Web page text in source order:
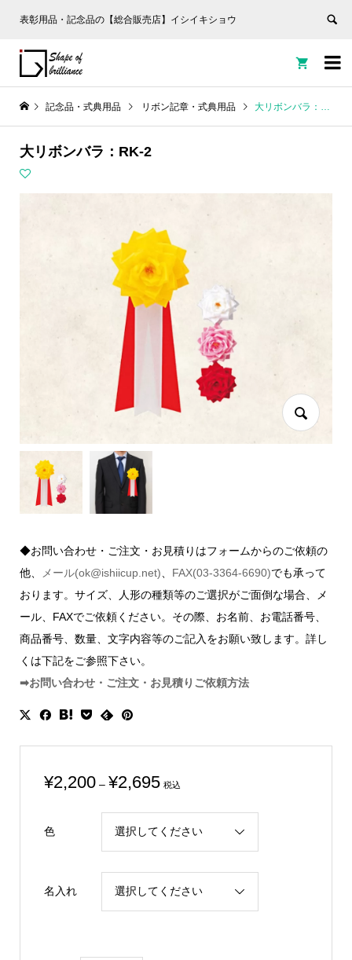
表彰用品・記念品の【総合販売店】イシイキショウ


記念品・式典用品 リボン記章・式典用品 大リボンバラ：RK-2
大リボンバラ：RK-2
◆お問い合わせ・ご注文・お見積りはフォームからのご依頼の
他、
メール(ok@ishiicup.net) FAX(03-3364-6690)でも承って
おります。サイズ、人形の種類等のご選択がご面倒な場合、メ
ール、FAXでご依頼ください。その際、お名前、お電話番号、
商品番号、数量、文字内容等のご記入をお願い致します。詳し
くは下記をご参照下さい。
➡お問い合わせ・ご注文・お見積りご依頼方法
¥2,200 – ¥2,695価
¥2,200
¥2,695
税込
色
名入れ